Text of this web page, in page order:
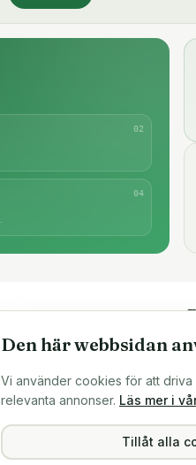
02
04
Den här webbsidan
Vi använder cookies för att driva
relevanta annonser. Läs mer i
Tillåt alla